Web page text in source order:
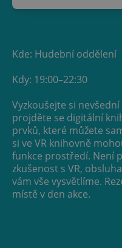
Kde: Hudební oddělení
Kdy: 19:00–22:30
Vyzkoušejte si
projděte se digitální
prvků, které můžete
si ve VR knihovně
funkce prostředí. Není
zkušenost s VR,
vám vše vysvětlíme.
místě v den akce.